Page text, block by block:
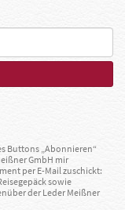
Buttons „Abonnieren“
GmbH mir
per E-Mail zuschickt:
sowie
der Leder Meißner